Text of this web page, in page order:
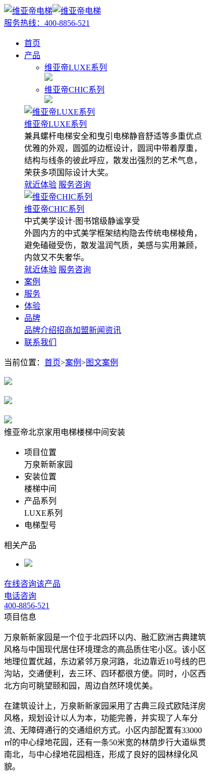
服务热线： 400-8856-521
首页
产品
维亚帝LUXE系列
维亚帝CHIC系列
维亚帝LUXE系列
兼具螺杆电梯安全和曳引电梯静音舒适等多重优点
优雅的外观，圆弧的边框设计，圆润中带着厚重，
结构与线条的彼此呼应，散发出强烈的艺术气息，
荣获多项国际设计大奖。
就近体验 服务咨询
维亚帝CHIC系列
中式美学设计·图书馆级静谧享受
外圆内方的中式美学框架结构隐去传统电梯棱角，
避免磕碰受伤，散发温润气质，美感与实用兼顾，
内敛又不失奢华。
就近体验 服务咨询
案例
服务
体验
品牌
品牌介绍招商加盟新闻资讯
联系我们
当前位置： 首页>案例 >图文案例
维亚帝北京家用电梯楼梯中间安装
项目位置
万泉新新家园
安装位置
楼梯中间
产品系列
LUXE系列
电梯型号
相关产品
在线咨询该产品
电话咨询
400-8856-521
项目信息
‌万泉新新家园是一个位于北四环以内、融汇欧洲古典建筑
风格与中国现代居住环境理念的高品质住宅小区‌。该小区
地理位置优越，东边紧邻万泉河路，北边靠近10号线的巴
沟站，交通便利，去三环、四环都很方便。同时，小区西
北方向可眺望颐和园，周边自然环境优美‌。
在建筑设计上，万泉新新家园采用了古典三段式欧陆洋房
风格，规划设计以人为本，功能完善，并实现了人车分
流、无障碍通行的交通组织方式。小区内部配置有33000
㎡的中心绿地花园，还有一条50米宽的林荫步行大道纵贯
南北，与中心绿地花园相连，形成了良好的园林绿化风
貌‌。